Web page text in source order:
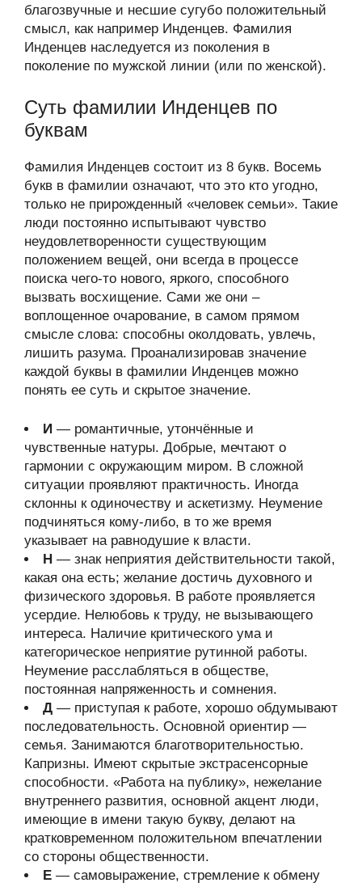
благозвучные и несшие сугубо положительный
смысл, как например Инденцев. Фамилия
Инденцев наследуется из поколения в
поколение по мужской линии (или по женской).
Суть фамилии Инденцев по
буквам
Фамилия Инденцев состоит из 8 букв. Восемь
букв в фамилии означают, что это кто угодно,
только не прирожденный «человек семьи». Такие
люди постоянно испытывают чувство
неудовлетворенности существующим
положением вещей, они всегда в процессе
поиска чего-то нового, яркого, способного
вызвать восхищение. Сами же они –
воплощенное очарование, в самом прямом
смысле слова: способны околдовать, увлечь,
лишить разума. Проанализировав значение
каждой буквы в фамилии Инденцев можно
понять ее суть и скрытое значение.
И — романтичные, утончённые и
чувственные натуры. Добрые, мечтают о
гармонии с окружающим миром. В сложной
ситуации проявляют практичность. Иногда
склонны к одиночеству и аскетизму. Неумение
подчиняться кому-либо, в то же время
указывает на равнодушие к власти.
Н — знак неприятия действительности такой,
какая она есть; желание достичь духовного и
физического здоровья. В работе проявляется
усердие. Нелюбовь к труду, не вызывающего
интереса. Наличие критического ума и
категорическое неприятие рутинной работы.
Неумение расслабляться в обществе,
постоянная напряженность и сомнения.
Д — приступая к работе, хорошо обдумывают
последовательность. Основной ориентир —
семья. Занимаются благотворительностью.
Капризны. Имеют скрытые экстрасенсорные
способности. «Работа на публику», нежелание
внутреннего развития, основной акцент люди,
имеющие в имени такую букву, делают на
кратковременном положительном впечатлении
со стороны общественности.
Е — самовыражение, стремление к обмену